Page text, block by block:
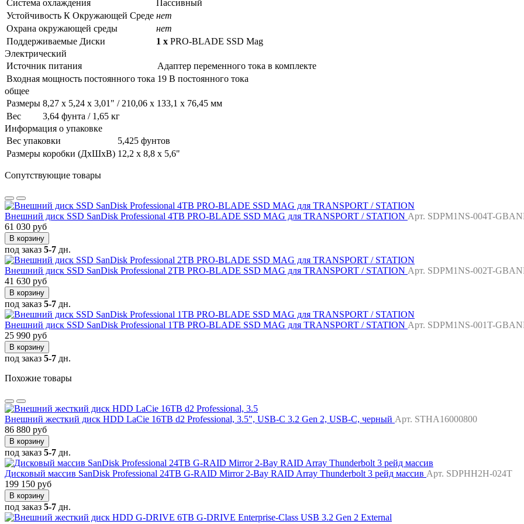
Система охлаждения
Пассивный
Устойчивость К Окружающей Среде нет
Охрана окружающей среды
нет
Поддерживаемые Диски
1 x PRO-BLADE SSD Mag
Электрический
Источник питания
Адаптер переменного тока в комплекте
Входная мощность постоянного тока 19 В постоянного тока
общее
Размеры 8,27 x 5,24 x 3,01" / 210,06 x 133,1 x 76,45 мм
Вес
3,64 фунта / 1,65 кг
Информация о упаковке
Вес упаковки
5,425 фунтов
Размеры коробки (ДхШхВ) 12,2 x 8,8 x 5,6"
Сопутствующие товары
Внешний диск SSD SanDisk Professional 4TB PRO-BLADE SSD MAG для TRANSPORT / STATION Арт. SDPM1NS-004T-
61 030 руб
В корзину
под заказ 5-7 дн.
Внешний диск SSD SanDisk Professional 2TB PRO-BLADE SSD MAG для TRANSPORT / STATION Арт. SDPM1NS-002T-
41 630 руб
В корзину
под заказ 5-7 дн.
Внешний диск SSD SanDisk Professional 1TB PRO-BLADE SSD MAG для TRANSPORT / STATION Арт. SDPM1NS-001T-
25 990 руб
В корзину
под заказ 5-7 дн.
Похожие товары
Внешний жесткий диск HDD LaCie 16TB d2 Professional, 3.5", USB-C 3.2 Gen 2, USB-C, черный Арт. STHA16000800
86 880 руб
В корзину
под заказ 5-7 дн.
Дисковый массив SanDisk Professional 24TB G-RAID Mirror 2-Bay RAID Array Thunderbolt 3 рейд массив Арт. SDPHH2H-024T
199 150 руб
В корзину
под заказ 5-7 дн.